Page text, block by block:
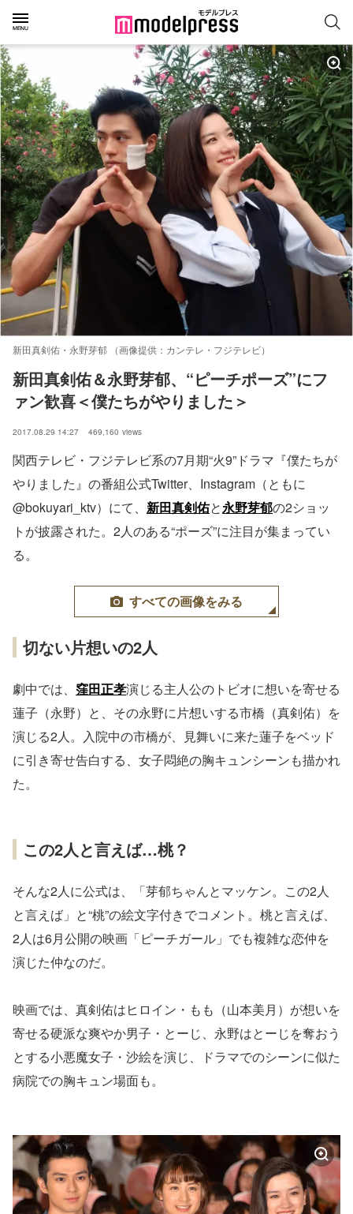
新田真剣佑・永野芽郁 （画像提供：カンテレ・フジテレビ）
新田真剣佑＆永野芽郁、“ピーチポーズ”にフ
ァン歓喜＜僕たちがやりました＞
2017.08.29 14:27 469,160 views
関西テレビ・フジテレビ系の7月期“火9”ドラマ『僕たちが
やりました』の番組公式Twitter、Instagram（ともに
@bokuyari_ktv）にて、 新田真剣佑と永野芽郁の2ショッ
トが披露された。2人のある“ポーズ”に注目が集まってい
る。
すべての画像をみる
切ない片想いの2人
劇中では、 窪田正孝演じる主人公のトビオに想いを寄せる
蓮子（永野）と、その永野に片想いする市橋（真剣佑）を
演じる2人。入院中の市橋が、見舞いに来た蓮子をベッド
に引き寄せ告白する、女子悶絶の胸キュンシーンも描かれ
た。
この2人と言えば…桃？
そんな2人に公式は、「芽郁ちゃんとマッケン。この2人
と言えば」と“桃”の絵文字付きでコメント。桃と言えば、
2人は6月公開の映画「ピーチガール」でも複雑な恋仲を
演じた仲なのだ。
映画では、真剣佑はヒロイン・もも（山本美月）が想いを
寄せる硬派な爽やか男子・とーじ、永野はとーじを奪おう
とする小悪魔女子・沙絵を演じ、ドラマでのシーンに似た
病院での胸キュン場面も。